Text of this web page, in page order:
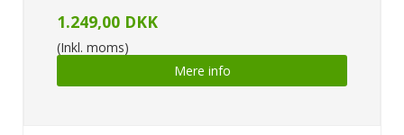
1.249,00 DKK
(Inkl. moms)
Mere info